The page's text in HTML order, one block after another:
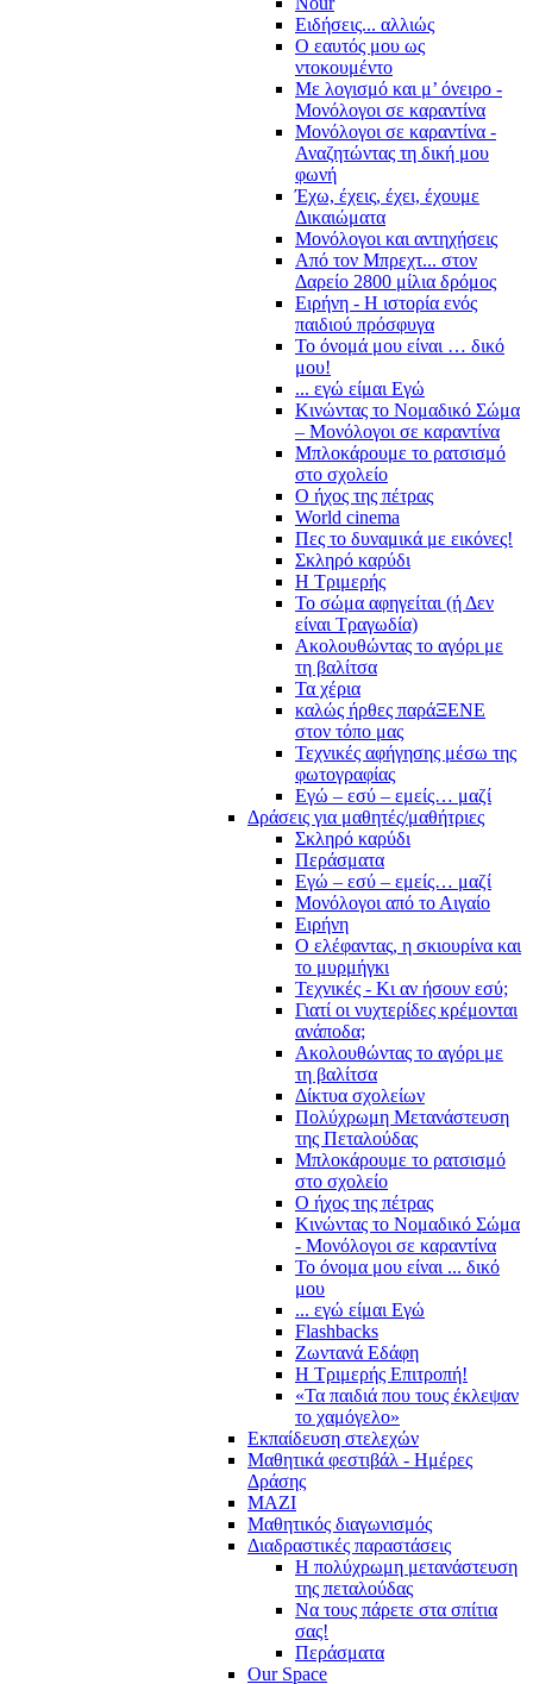
Ειδήσεις... αλλιώς
Ο εαυτός μου ως
ντοκουμέντο
Με λογισμό και μ’ όνειρο -
Μονόλογοι σε καραντίνα
Μονόλογοι σε καραντίνα -
Αναζητώντας τη δική μου
φωνή
Έχω, έχεις, έχει, έχουμε
Δικαιώματα
Μονόλογοι και αντηχήσεις
Από τον Μπρεχτ... στον
Δαρείο 2800 μίλια δρόμος
Ειρήνη - Η ιστορία ενός
παιδιού πρόσφυγα
Το όνομά μου είναι … δικό
μου!
... εγώ είμαι Εγώ
Κινώντας το Νομαδικό Σώμα
– Μονόλογοι σε καραντίνα
Μπλοκάρουμε το ρατσισμό
στο σχολείο
Ο ήχος της πέτρας
World cinema
Πες το δυναμικά με εικόνες!
Σκληρό καρύδι
Η Τριμερής
Το σώμα αφηγείται (ή Δεν
είναι Τραγωδία)
Ακολουθώντας το αγόρι με
τη βαλίτσα
Τα χέρια
καλώς ήρθες παράΞΕΝΕ
στον τόπο μας
Τεχνικές αφήγησης μέσω της
φωτογραφίας
Εγώ – εσύ – εμείς… μαζί
Δράσεις για μαθητές/μαθήτριες
Σκληρό καρύδι
Περάσματα
Εγώ – εσύ – εμείς… μαζί
Μονόλογοι από το Αιγαίο
Ειρήνη
Ο ελέφαντας, η σκιουρίνα και
το μυρμήγκι
Τεχνικές - Κι αν ήσουν εσύ;
Γιατί οι νυχτερίδες κρέμονται
ανάποδα;
Ακολουθώντας το αγόρι με
τη βαλίτσα
Δίκτυα σχολείων
Πολύχρωμη Μετανάστευση
της Πεταλούδας
Μπλοκάρουμε το ρατσισμό
στο σχολείο
Ο ήχος της πέτρας
Κινώντας το Νομαδικό Σώμα
- Μονόλογοι σε καραντίνα
Το όνομα μου είναι ... δικό
μου
... εγώ είμαι Εγώ
Flashbacks
Ζωντανά Εδάφη
Η Τριμερής Επιτροπή!
«Τα παιδιά που τους έκλεψαν
το χαμόγελο»
Εκπαίδευση στελεχών
Μαθητικά φεστιβάλ - Ημέρες
Δράσης
ΜΑΖΙ
Μαθητικός διαγωνισμός
Διαδραστικές παραστάσεις
Η πολύχρωμη μετανάστευση
της πεταλούδας
Να τους πάρετε στα σπίτια
σας!
Περάσματα
Our Space